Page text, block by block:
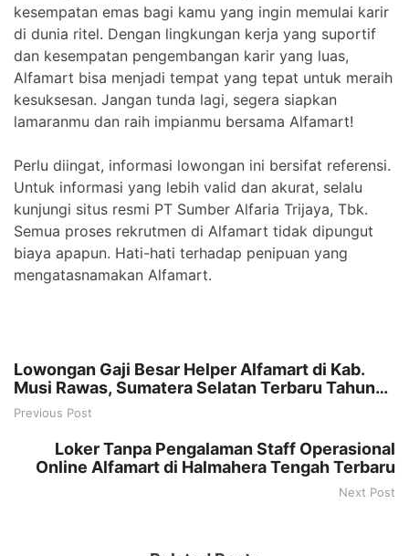
kesempatan emas bagi kamu yang ingin memulai karir
di dunia ritel. Dengan lingkungan kerja yang suportif
dan kesempatan pengembangan karir yang luas,
Alfamart bisa menjadi tempat yang tepat untuk meraih
kesuksesan. Jangan tunda lagi, segera siapkan
lamaranmu dan raih impianmu bersama Alfamart!
Perlu diingat, informasi lowongan ini bersifat referensi.
Untuk informasi yang lebih valid dan akurat, selalu
kunjungi situs resmi PT Sumber Alfaria Trijaya, Tbk.
Semua proses rekrutmen di Alfamart tidak dipungut
biaya apapun. Hati-hati terhadap penipuan yang
mengatasnamakan Alfamart.
Lowongan Gaji Besar Helper Alfamart di Kab.
Musi Rawas, Sumatera Selatan Terbaru Tahun
2025
Previous Post
Loker Tanpa Pengalaman Staff Operasional
Online Alfamart di Halmahera Tengah Terbaru
Next Post